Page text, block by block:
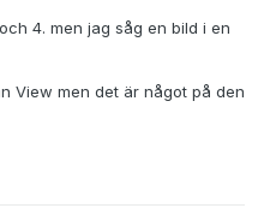
4. men jag såg en bild i en
View men det är något på den